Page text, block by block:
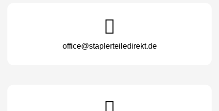
office@staplerteiledirekt.de